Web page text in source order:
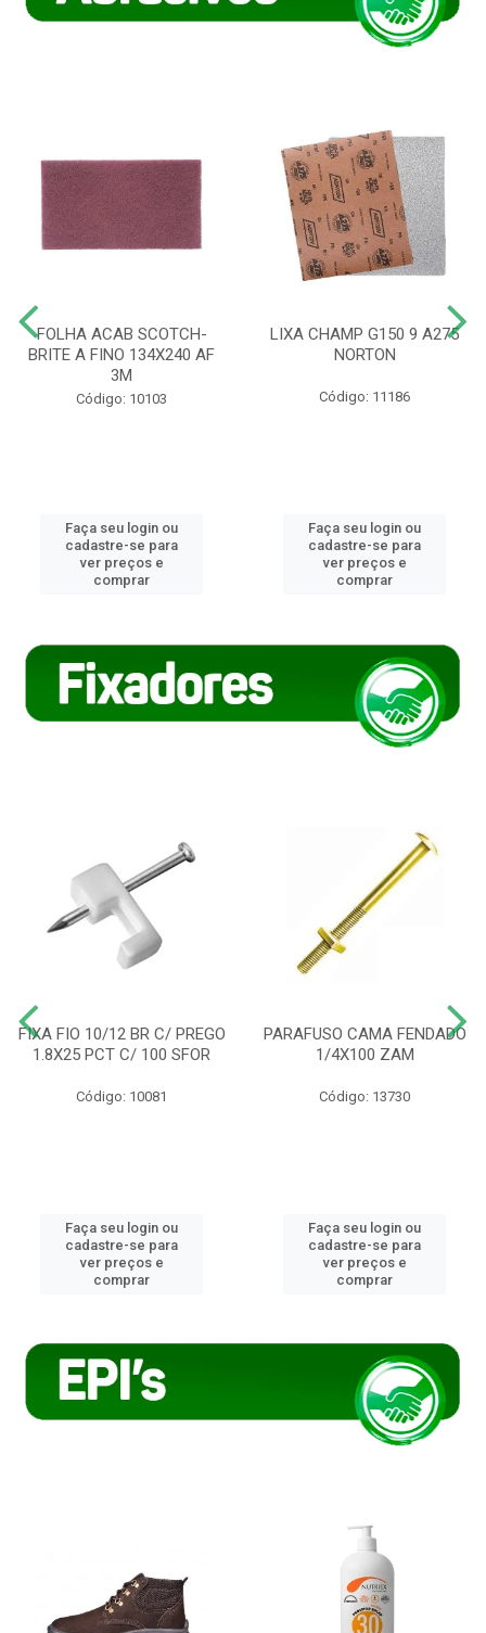
FOLHA ACAB SCOTCH-
BRITE A FINO 134X240 AF
3M
Código: 10103
Faça seu login ou
cadastre-se para
ver preços e
comprar
LIXA CHAMP G150 9 A275
NORTON
Código: 11186
Faça seu login ou
cadastre-se para
ver preços e
comprar
FIXA FIO 10/12 BR C/ PREGO
1.8X25 PCT C/ 100 SFOR
Código: 10081
Faça seu login ou
cadastre-se para
ver preços e
comprar
PARAFUSO CAMA FENDADO
1/4X100 ZAM
Código: 13730
Faça seu login ou
cadastre-se para
ver preços e
comprar